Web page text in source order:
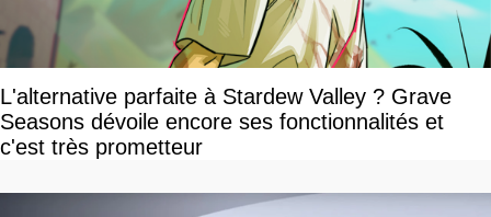
L'alternative parfaite à Stardew Valley ? Grave
Seasons dévoile encore ses fonctionnalités et
c'est très prometteur